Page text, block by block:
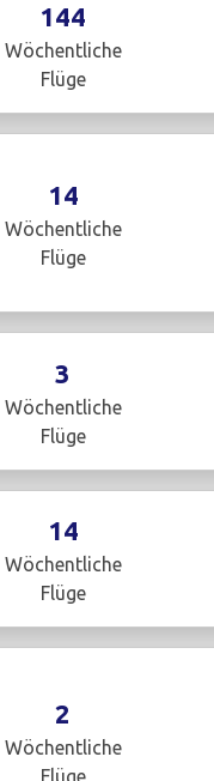
144
Wöchentliche
Flüge
14
Wöchentliche
Flüge
3
Wöchentliche
Flüge
14
Wöchentliche
Flüge
2
Wöchentliche
Flüge